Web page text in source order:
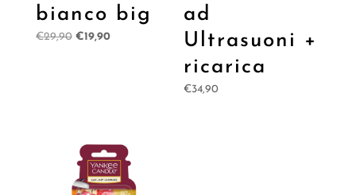
bianco big
€29,90 Il
€19,90Il
ad
Ultrasuoni +
ricarica
€34,90